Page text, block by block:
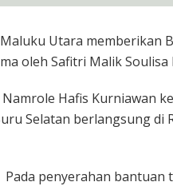
Utara memberikan
oleh Safitri Malik
Hafis Kurniawan
Selatan berlangsung di
Pada penyerahan bantuan